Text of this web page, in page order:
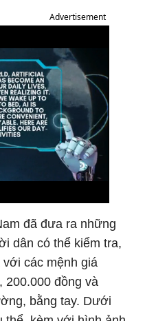
Advertisement
đã đưa ra những
dân có thể kiểm tra,
với các mệnh giá
200.000 đồng và
bằng tay. Dưới